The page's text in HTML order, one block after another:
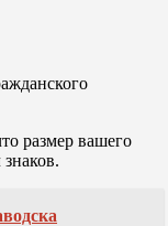
размер вашего